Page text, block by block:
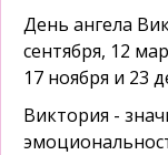
День ангела
сентября, 12
17 ноября и 23
Виктория -